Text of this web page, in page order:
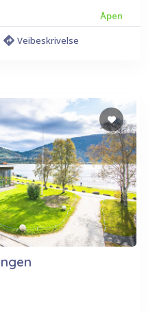
Åpen
Veibeskrivelse